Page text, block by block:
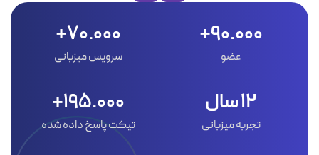
90.000+
عضو
70.000+
سرویس میزبانی
12 سال
تجربه میزبانی
195.000+
تیکت پاسخ داده شده